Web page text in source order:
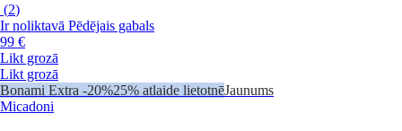
(2)
Ir noliktavā Pēdējais gabals
99 €
Likt grozā
Likt grozā
Bonami Extra -20%25% atlaide lietotnēJaunums
Micadoni